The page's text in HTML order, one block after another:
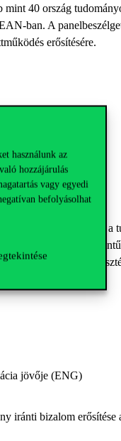
használunk az
hozzájárulás
vagy egyedi
befolyásolhat
40 ország
ban. A
erősítésére.
tudománydiplomácia,
a helyi és városi
innovációs
jövője (ENG)
iránti bizalom erősítése